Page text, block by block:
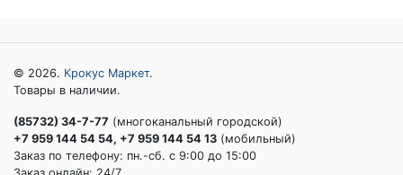
© 2026. Крокус Маркет.
Товары в наличии.
(85732) 34-7-77 (многоканальный городской)
+7 959 144 54 54, +7 959 144 54 13 (мобильный)
Заказ по телефону: пн.-сб. c 9:00 до 15:00